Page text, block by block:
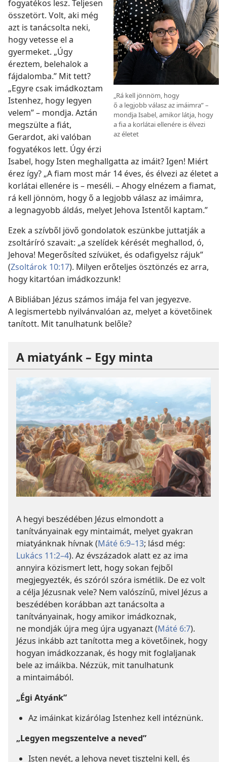
„Rá kell jönnöm, hogy
ő a legjobb válasz az imáimra” –
mondja Isabel, amikor látja, hogy
a fia a korlátai ellenére is élvezi
az életet
fogyatékos lesz. Teljesen
összetört. Volt, aki még
azt is tanácsolta neki,
hogy vetesse el a
gyermeket. „Úgy
éreztem, belehalok a
fájdalomba.” Mit tett?
„Egyre csak imádkoztam
Istenhez, hogy legyen
velem” – mondja. Aztán
megszülte a fiát,
Gerardot, aki valóban
fogyatékos lett. Úgy érzi
Isabel, hogy Isten meghallgatta az imáit? Igen! Miért
érez így? „A fiam most már 14 éves, és élvezi az életet a
korlátai ellenére is – meséli. – Ahogy elnézem a fiamat,
rá kell jönnöm, hogy ő a legjobb válasz az imáimra,
a legnagyobb áldás, melyet Jehova Istentől kaptam.”
Ezek a szívből jövő gondolatok eszünkbe juttatják a
zsoltáríró szavait: „a szelídek kérését meghallod, ó,
Jehova! Megerősíted szívüket, és odafigyelsz rájuk”
(Zsoltárok 10:17). Milyen erőteljes ösztönzés ez arra,
hogy kitartóan imádkozzunk!
A Bibliában Jézus számos imája fel van jegyezve.
A legismertebb nyilvánvalóan az, melyet a követőinek
tanított. Mit tanulhatunk belőle?
A miatyánk – Egy minta
A hegyi beszédében Jézus elmondott a
tanítványainak egy mintaimát, melyet gyakran
miatyánknak hívnak (Máté 6:9–13; lásd még:
Lukács 11:2–4). Az évszázadok alatt ez az ima
annyira közismert lett, hogy sokan fejből
megjegyezték, és szóról szóra ismétlik. De ez volt
a célja Jézusnak vele? Nem valószínű, mivel Jézus a
beszédében korábban azt tanácsolta a
tanítványainak, hogy amikor imádkoznak,
ne mondják újra meg újra ugyanazt (Máté 6:7).
Jézus inkább azt tanította meg a követőinek, hogy
hogyan imádkozzanak, és hogy mit foglaljanak
bele az imáikba. Nézzük, mit tanulhatunk
a mintaimából.
„Égi Atyánk”
Az imáinkat kizárólag Istenhez kell intéznünk.
„Legyen megszentelve a neved”
Isten nevét, a Jehova nevet tisztelni kell, és